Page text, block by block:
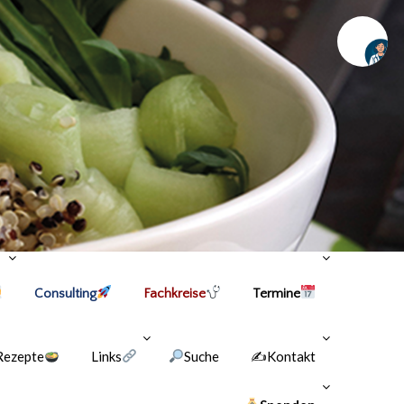
Consulting Fachkreise Termine
Links Suche ✍Kontakt
Chat